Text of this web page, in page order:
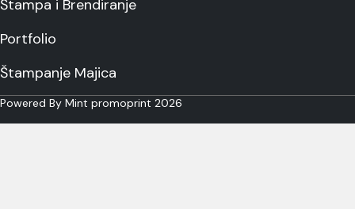
Štampa i Brendiranje
Portfolio
Štampanje Majica
Powered By Mint promoprint 2026